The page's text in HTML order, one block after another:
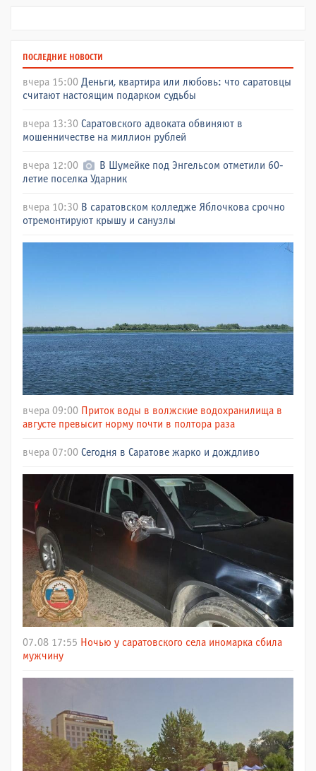
ПОСЛЕДНИЕ НОВОСТИ
вчера 15:00 Деньги, квартира или любовь: что саратовцы
считают настоящим подарком судьбы
вчера 13:30 Саратовского адвоката обвиняют в
мошенничестве на миллион рублей
вчера 12:00
В Шумейке под Энгельсом отметили 60-
летие поселка Ударник
вчера 10:30 В саратовском колледже Яблочкова срочно
отремонтируют крышу и санузлы
вчера 09:00 Приток воды в волжские водохранилища в
августе превысит норму почти в полтора раза
вчера 07:00 Сегодня в Саратове жарко и дождливо
07.08 17:55 Ночью у саратовского села иномарка сбила
мужчину